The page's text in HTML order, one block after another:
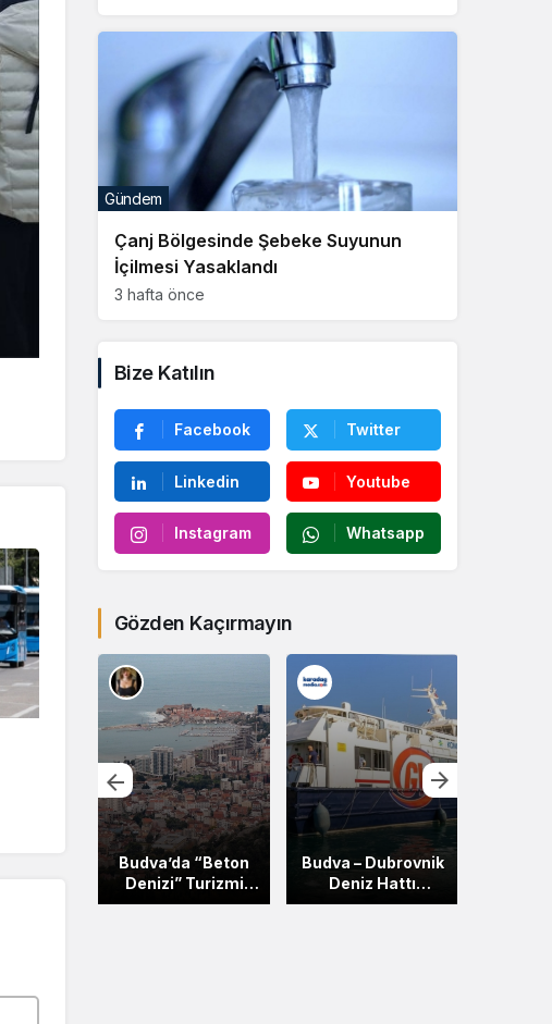
Çanj Bölgesinde Şebeke Suyunun
İçilmesi Yasaklandı
3 hafta önce
Gündem
Bize Katılın
Facebook Twitter
Linkedin Youtube
Instagram Whatsapp
Gözden Kaçırmayın
Budva’da “Beton
Denizi” Turizmi
Yutuyor
Budva – Dubrovnik
Deniz Hattı
Gelecek Yıl Devam